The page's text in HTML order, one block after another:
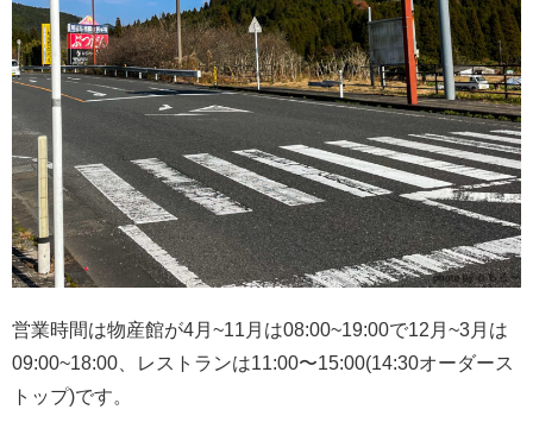
営業時間は物産館が4月~11月は08:00~19:00で12月~3月は
09:00~18:00、レストランは11:00〜15:00(14:30オーダース
トップ)です。